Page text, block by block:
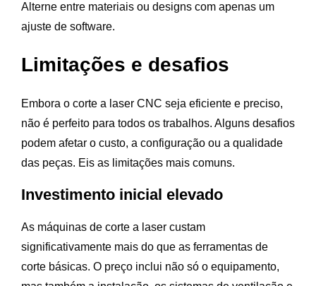
Alterne entre materiais ou designs com apenas um
ajuste de software.
Limitações e desafios
Embora o corte a laser CNC seja eficiente e preciso,
não é perfeito para todos os trabalhos. Alguns desafios
podem afetar o custo, a configuração ou a qualidade
das peças. Eis as limitações mais comuns.
Investimento inicial elevado
As máquinas de corte a laser custam
significativamente mais do que as ferramentas de
corte básicas. O preço inclui não só o equipamento,